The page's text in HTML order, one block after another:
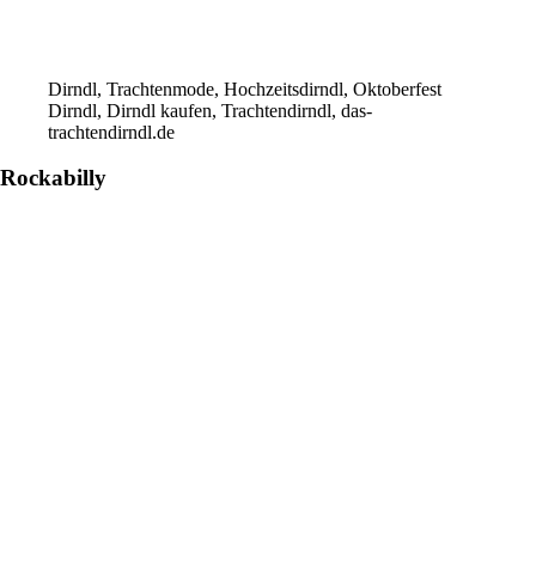
Dirndl, Trachtenmode, Hochzeitsdirndl, Oktoberfest
Dirndl, Dirndl kaufen, Trachtendirndl, das-
trachtendirndl.de
Rockabilly